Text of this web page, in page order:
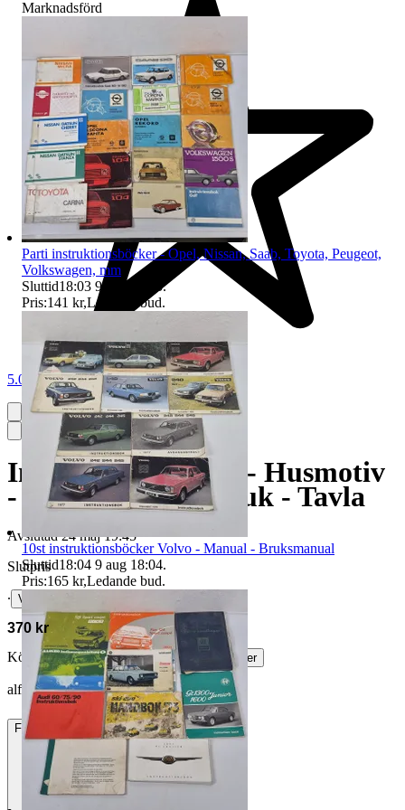
5.0
Ingeborg Strangell - Husmotiv
- Oljemålning på duk - Tavla
Avslutad 24 maj 19:45
Slutpris
∙ Visa bud
370 kr
Köparskydd är valfritt hos företag.
Läs mer
alfonso1 vann auktionen
Frakt 195 kr DSV
Marknadsförd
Parti instruktionsböcker - Opel, Nissan, Saab, Toyota, Peugeot,
Volkswagen, mm
Sluttid18:03 9 aug 18:03.
Pris:141 kr,Ledande bud.
10st instruktionsböcker Volvo - Manual - Bruksmanual
Sluttid18:04 9 aug 18:04.
Pris:165 kr,Ledande bud.